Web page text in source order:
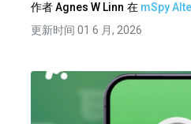
作者Agnes W Linn 在 mSpy
更新时间 01 6 月, 2026